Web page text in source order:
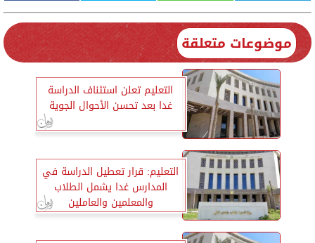
موضوعات متعلقة
التعليم تعلن استئناف الدراسة
غدا بعد تحسن الأحوال الجوية
التعليم: قرار تعطيل الدراسة في
المدارس غدا يشمل الطلاب
والمعلمين والعاملين